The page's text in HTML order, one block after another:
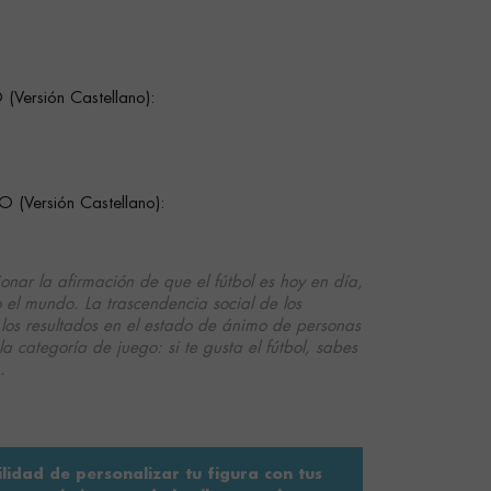
(Versión Castellano):
(Versión Castellano):
la afirmación de que el fútbol es hoy en día,
mundo. La trascendencia social de los
resultados en el estado de ánimo de personas
categoría de juego: si te gusta el fútbol, sabes
de personalizar tu figura con tus